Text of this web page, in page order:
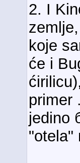
2. I
koje
će i
primer
jedino
"otela"